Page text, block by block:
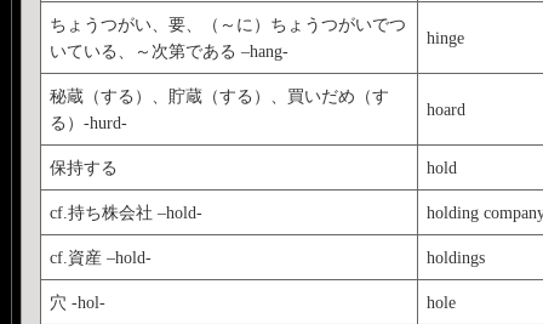
ちょうつがい、要、（～に）ちょうつがいでつ
いている、～次第である –hang-
hinge
秘蔵（する）、貯蔵（する）、買いだめ（す
る）-hurd-
hoard
保持する hold
cf.持ち株会社 –hold- holding
cf.資産 –hold- holdings
穴 -hol- hole